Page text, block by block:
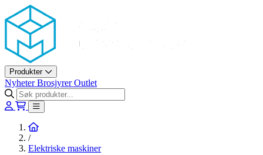
Askøy Murerverktøy AS
Produkter
NyheterBrosjyrerOutlet
Hjem
/
Elektriske maskiner